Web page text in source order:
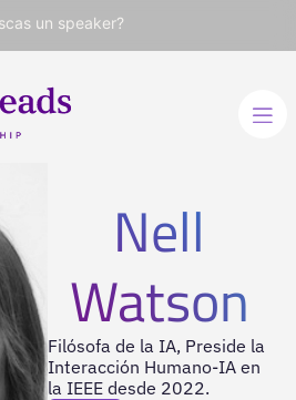
un speaker?
Nell
Watson
Filósofa de la IA, Preside la
Interacción Humano-IA en
la IEEE desde 2022.